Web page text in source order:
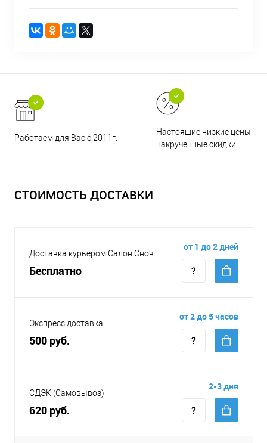
Работаем для Вас с 2011г.
Настоящие низкие цены и
накрученные скидки
СТОИМОСТЬ ДОСТАВКИ
Доставка курьером Салон Снов
Бесплатно
от 1 до 2 дней
Экспресс доставка
500 руб.
от 2 до 5 часов
СДЭК (Самовывоз)
620 руб.
2-3 дня